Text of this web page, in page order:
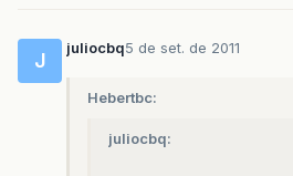
J
juliocbq5 de set. de 2011
Hebertbc:
juliocbq: